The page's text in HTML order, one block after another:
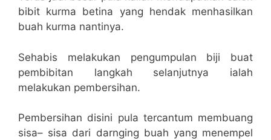
bibit kurma betina yang hendak menhasilkan
buah kurma nantinya.
Sehabis melakukan pengumpulan biji buat
pembibitan langkah selanjutnya ialah
melakukan pembersihan.
Pembersihan disini pula tercantum membuang
sisa– sisa dari darnging buah yang menempel